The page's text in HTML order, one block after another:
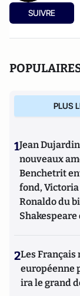
SUIVRE
PLUS
1Jean
nouveaux
Benchetrit
fond,
Ronaldo du
Shakespeare
2Les Français
européenne
ira le grand